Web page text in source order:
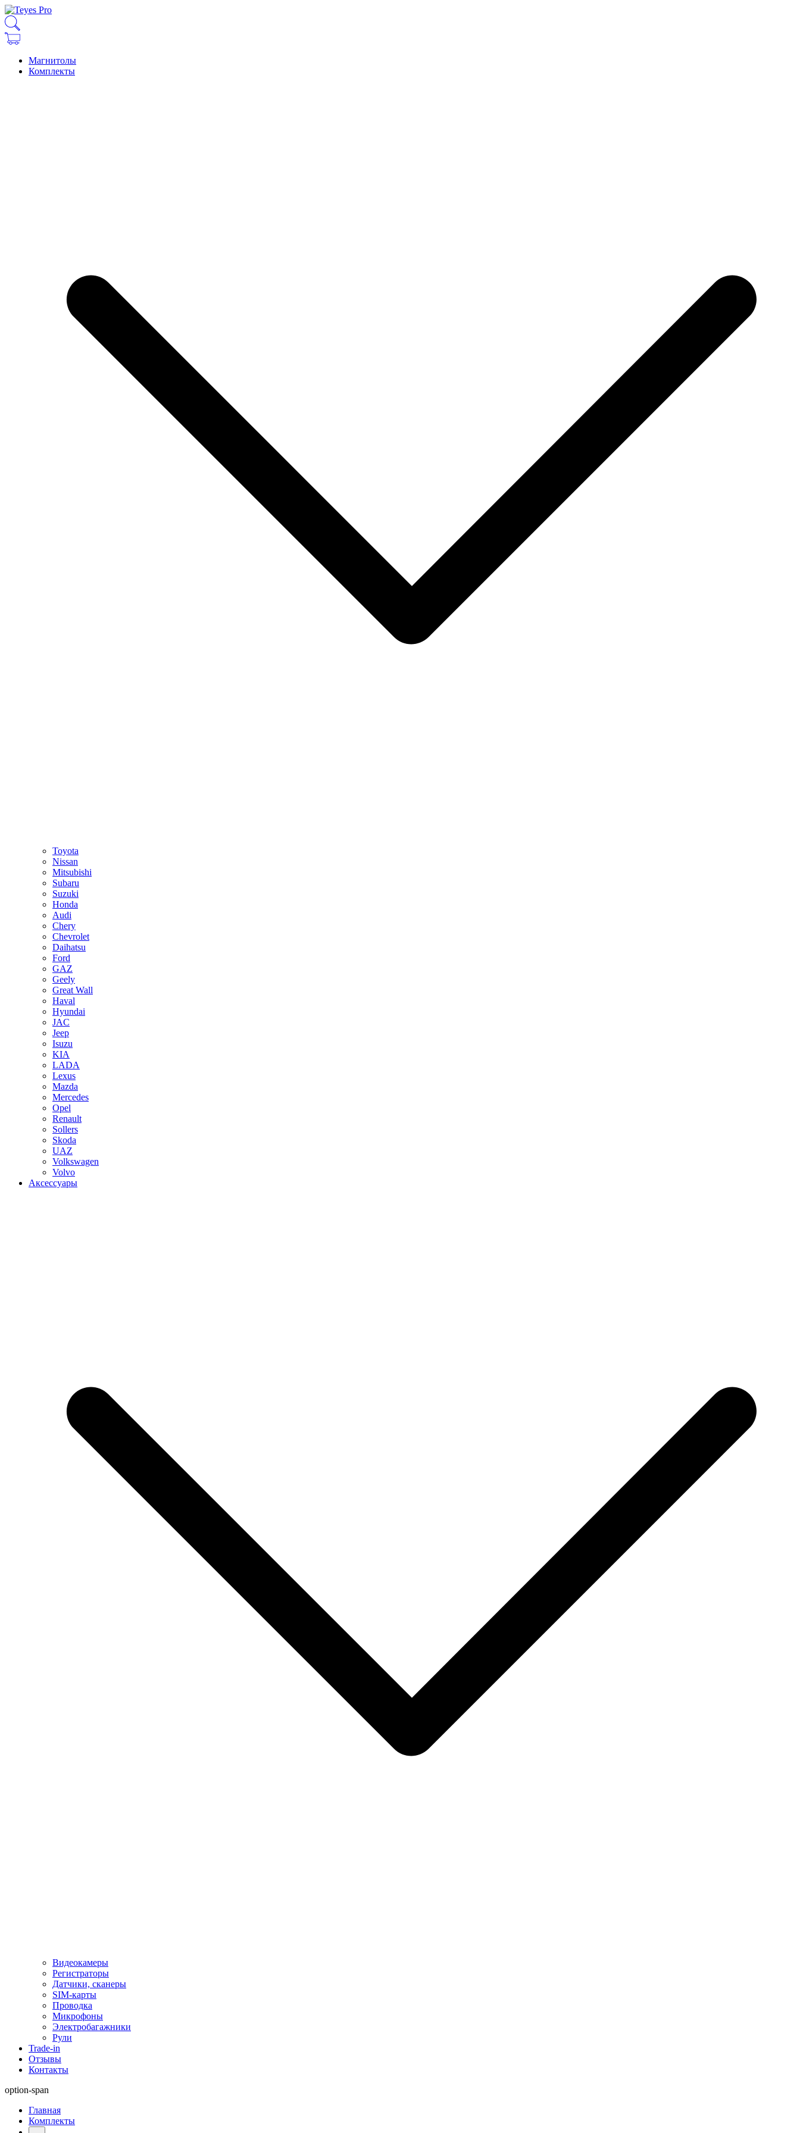
Магнитолы
Комплекты
Toyota
Nissan
Mitsubishi
Subaru
Suzuki
Honda
Audi
Chery
Chevrolet
Daihatsu
Ford
GAZ
Geely
Great Wall
Haval
Hyundai
JAC
Jeep
Isuzu
KIA
LADA
Lexus
Mazda
Mercedes
Opel
Renault
Sollers
Skoda
UAZ
Volkswagen
Volvo
Аксессуары
Видеокамеры
Регистраторы
Датчики, сканеры
SIM-карты
Проводка
Микрофоны
Электробагажники
Рули
Trade-in
Отзывы
Контакты
option-span
Главная
Комплекты